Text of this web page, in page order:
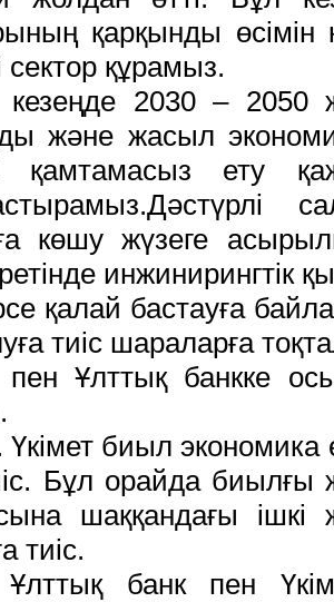
қарқынды өсімін
сектор құрамыз.
кезеңде 2030 – 2050
және жасыл
қамтамасыз ету
көшу жүзеге
инжинирингтік
қалай бастауға
тиіс шараларға
пен Ұлттық банкке
Үкімет биыл
Бұл орайда
шаққандағы
тиіс.
Ұлттық банк пен